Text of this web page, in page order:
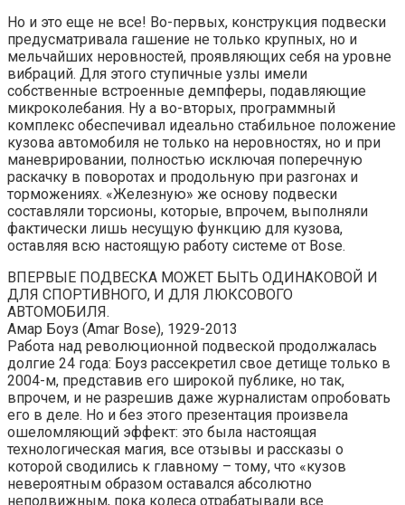
Но и это еще не все! Во-первых, конструкция подвески
предусматривала гашение не только крупных, но и
мельчайших неровностей, проявляющих себя на уровне
вибраций. Для этого ступичные узлы имели
собственные встроенные демпферы, подавляющие
микроколебания. Ну а во-вторых, программный
комплекс обеспечивал идеально стабильное положение
кузова автомобиля не только на неровностях, но и при
маневрировании, полностью исключая поперечную
раскачку в поворотах и продольную при разгонах и
торможениях. «Железную» же основу подвески
составляли торсионы, которые, впрочем, выполняли
фактически лишь несущую функцию для кузова,
оставляя всю настоящую работу системе от Bose.
ВПЕРВЫЕ ПОДВЕСКА МОЖЕТ БЫТЬ ОДИНАКОВОЙ И
ДЛЯ СПОРТИВНОГО, И ДЛЯ ЛЮКСОВОГО
АВТОМОБИЛЯ.
Амар Боуз (Amar Bose), 1929-2013
Работа над революционной подвеской продолжалась
долгие 24 года: Боуз рассекретил свое детище только в
2004-м, представив его широкой публике, но так,
впрочем, и не разрешив даже журналистам опробовать
его в деле. Но и без этого презентация произвела
ошеломляющий эффект: это была настоящая
технологическая магия, все отзывы и рассказы о
которой сводились к главному – тому, что «кузов
невероятным образом оставался абсолютно
неподвижным, пока колеса отрабатывали все